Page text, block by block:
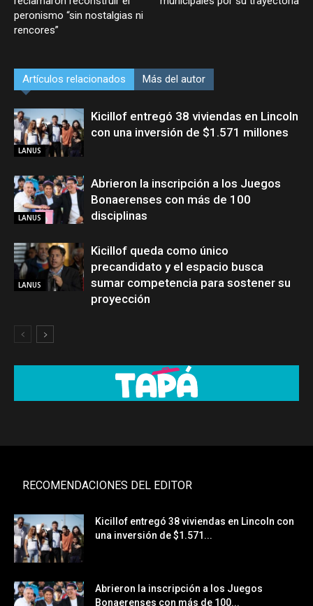
peronismo “sin nostalgias ni
rencores”
Artículos relacionados Más del autor
LANUS
Kicillof entregó 38 viviendas en Lincoln
con una inversión de $1.571 millones
LANUS
Abrieron la inscripción a los Juegos
Bonaerenses con más de 100
disciplinas
LANUS
Kicillof queda como único
precandidato y el espacio busca
sumar competencia para sostener su
proyección
RECOMENDACIONES DEL EDITOR
Kicillof entregó 38 viviendas en Lincoln con
una inversión de $1.571...
Abrieron la inscripción a los Juegos
Bonaerenses con más de 100...